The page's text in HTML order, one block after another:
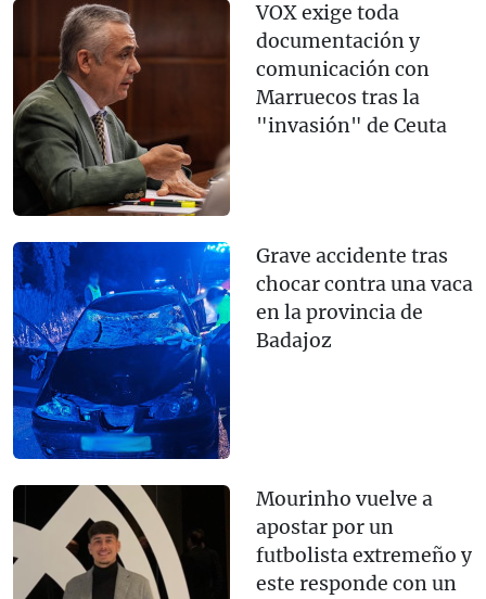
VOX exige toda
documentación y
comunicación con
Marruecos tras la
"invasión" de Ceuta
Grave accidente tras
chocar contra una vaca
en la provincia de
Badajoz
Mourinho vuelve a
apostar por un
futbolista extremeño y
este responde con un